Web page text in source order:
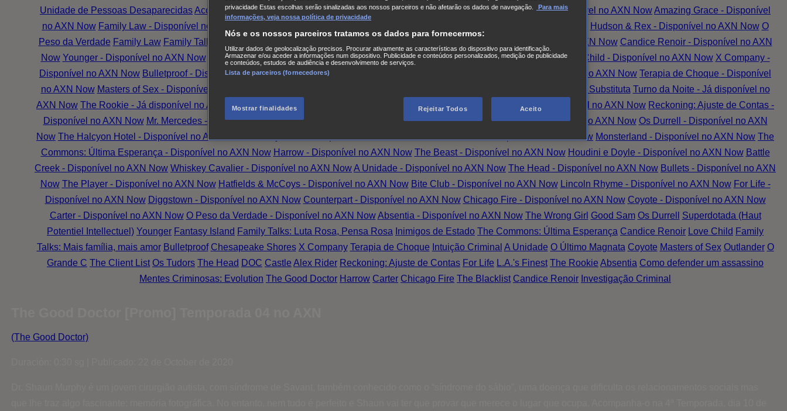
Unidade de Pessoas DesaparecidasAccused Battle Creek Monarch The Split T2 Os Larkins Hotel Portofino Superdotada - Disponível no AXN NowAmazing Grace - Disponível
no AXN Now Family Law - Disponível no AXN Now Hudson & Rex - Disponível no AXN Now O
Peso da Verdade Family Law Family Talks: Mais Família, Mais Amor A Substituta - Disponível no AXN Now Candice Renoir - Disponível no AXN
Now Younger - Disponível no AXN Now The Wrong Girl - Disponível no AXN Now XIII - The Series - Disponível no AXN Now Love Child - Disponível no AXN Now X Company -
Disponível no AXN Now Bulletproof - Disponível no AXN Now Brigada Anti-crime - Disponível no AXN Now Alex Rider - Disponível no AXN Now Terapia de Choque - Disponível
no AXN Now Masters of Sex - Disponível no AXN Now A Substituta Turno da Noite - Já disponível no
AXN Now The Rookie - Já disponível no AXN Now The Oath - Já disponível no AXN Now S.W.A.T.: Força de intervenção - Disponível no AXN Now Reckoning: Ajuste de Contas -
Disponível no AXN Now Mr. Mercedes - Disponível no AXN Now Intuição Criminal - Disponível no AXN Now Justified - Disponível no AXN Now Os Durrell - Disponível no AXN
Now The Halcyon Hotel - Disponível no AXN Now The Mob Doctor - Disponível no AXN Now Monsterland - Disponível no AXN Now The
Commons: Última Esperança - Disponível no AXN Now Harrow - Disponível no AXN Now The Beast - Disponível no AXN Now Houdini e Doyle - Disponível no AXN Now Battle
Creek - Disponível no AXN Now Whiskey Cavalier - Disponível no AXN NowA Unidade - Disponível no AXN Now The Head - Disponível no AXN Now Bullets - Disponível no AXN
Now The Player - Disponível no AXN Now Hatfields & McCoys - Disponível no AXN Now Bite Club - Disponível no AXN Now Lincoln Rhyme - Disponível no AXN Now For Life -
Disponível no AXN Now Diggstown - Disponível no AXN Now Counterpart - Disponível no AXN Now Chicago Fire - Disponível no AXN Now Coyote - Disponível no AXN Now
Carter - Disponível no AXN Now O Peso da Verdade - Disponível no AXN Now Absentia - Disponível no AXN Now The Wrong Girl Good Sam Os Durrell
Superdotada (Haut
Potentiel Intellectuel) Younger Fantasy Island Family Talks: Luta Rosa, Pensa Rosa Inimigos de Estado The Commons: Última Esperança Candice Renoir Love Child Family
Talks: Mais família, mais amor Bulletproof Chesapeake Shores X Company Terapia de Choque Intuição Criminal A Unidade O Último Magnata Coyote Masters of Sex Outlander O
Grande C The Client List Os Tudors The Head DOC Castle Alex Rider Reckoning: Ajuste de Contas For Life L.A.'s Finest The Rookie Absentia Como defender um assassino
Mentes Criminosas: Evolution The Good Doctor Harrow Carter Chicago Fire The Blacklist Candice Renoir Investigação Criminal
(The Good Doctor)
privacidade Estas escolhas serão sinalizadas aos nossos parceiros e não afetarão os dados de navegação.
Para mais
informações, veja nossa política de privacidade
Nós e os nossos parceiros tratamos os dados para fornecermos:
Utilizar dados de geolocalização precisos. Procurar ativamente as características do dispositivo para identificação.
Armazenar e/ou aceder a informações num dispositivo. Publicidade e conteúdos personalizados, medição de publicidade
e conteúdos, estudos de audiência e desenvolvimento de serviços.
Lista de parceiros (fornecedores)
Mostrar finalidades Rejeitar Todos Aceito